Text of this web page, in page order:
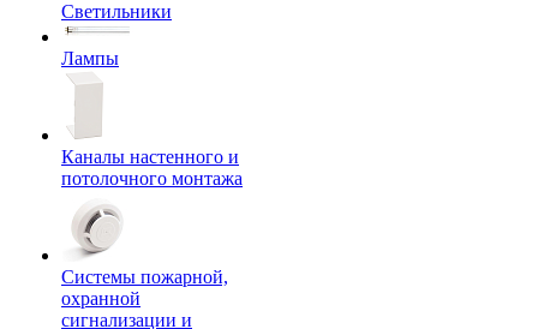
Светильники
Лампы
Каналы настенного и
потолочного монтажа
Системы пожарной,
охранной
сигнализации и